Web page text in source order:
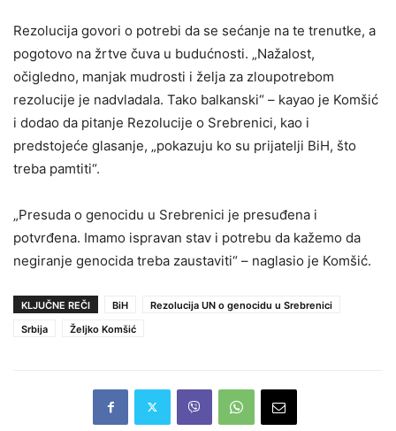
Rezolucija govori o potrebi da se sećanje na te trenutke, a
pogotovo na žrtve čuva u budućnosti. „Nažalost,
očigledno, manjak mudrosti i želja za zloupotrebom
rezolucije je nadvladala. Tako balkanski“ – kayao je Komšić
i dodao da pitanje Rezolucije o Srebrenici, kao i
predstojeće glasanje, „pokazuju ko su prijatelji BiH, što
treba pamtiti“.
„Presuda o genocidu u Srebrenici je presuđena i
potvrđena. Imamo ispravan stav i potrebu da kažemo da
negiranje genocida treba zaustaviti“ – naglasio je Komšić.
KLJUČNE REČI BiH
Rezolucija UN o genocidu u Srebrenici
Srbija
Željko Komšić